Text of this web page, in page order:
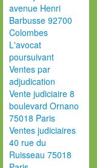
avenue Henri
Barbusse 92700
Colombes
L'avocat
poursuivant
Ventes par
adjudication
Vente judiciaire 8
boulevard Ornano
75018 Paris
Ventes judiciaires
40 rue du
Ruisseau 75018